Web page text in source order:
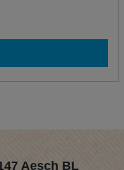
Aesch BL